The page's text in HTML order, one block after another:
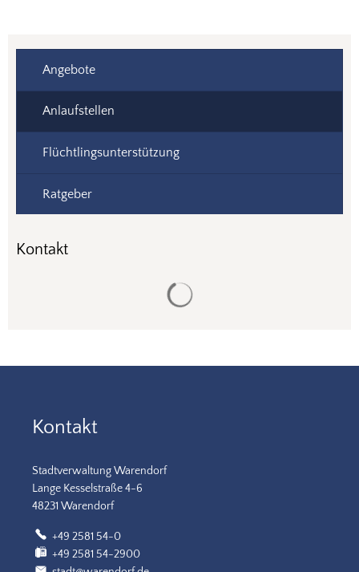
Angebote
Anlaufstellen
Flüchtlingsunterstützung
Ratgeber
Kontakt
Kontakt
Stadtverwaltung Warendorf
Lange Kesselstraße 4-6
48231 Warendorf
+49 2581 54-0
+49 2581 54-2900